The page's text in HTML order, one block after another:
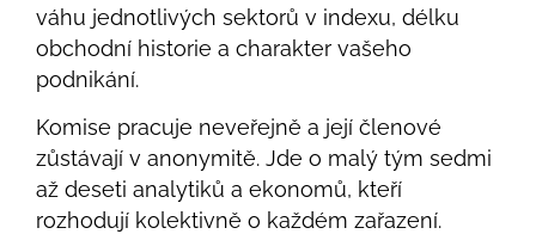
váhu jednotlivých sektorů v indexu, délku
obchodní historie a charakter vašeho
podnikání.
Komise pracuje neveřejně a její členové
zůstávají v anonymitě. Jde o malý tým sedmi
až deseti analytiků a ekonomů, kteří
rozhodují kolektivně o každém zařazení.